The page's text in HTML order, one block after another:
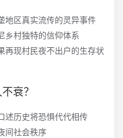
地区真实流传的灵异事件
乡村独特的信仰体系
再现村民夜不出户的生存状
衰？
述历史将恐惧代代相传
间社会秩序